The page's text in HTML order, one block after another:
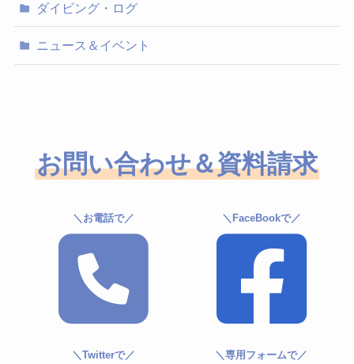
ダイビング・ログ
ニュース＆イベント
お問い合わせ＆資料請求
＼お電話で／ ＼FaceBookで／
＼Twitterで／ ＼専用フォームで／